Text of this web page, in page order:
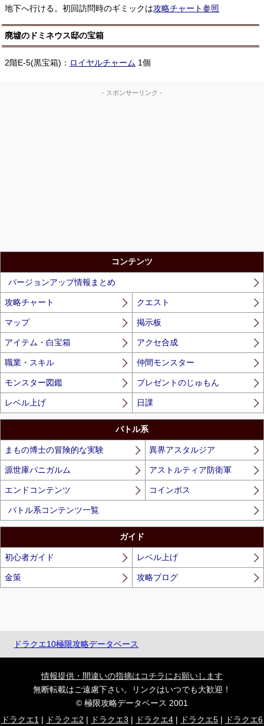
地下へ行ける。初回訪問時のギミックは攻略チャート参照
廃墟のドミネウス邸の宝箱
2階E-5(黒宝箱)： ロイヤルチャーム 1個
- スポンサーリンク -
コンテンツ
バージョンアップ情報まとめ
攻略チャート クエスト
マップ 掲示板
アイテム・白宝箱 アクセ合成
職業・スキル 仲間モンスター
モンスター図鑑 プレゼントのじゅもん
レベル上げ 日課
バトル系
まもの博士の冒険的な実験 異界アスタルジア
源世庫パニガルム アストルティア防衛軍
エンドコンテンツ コインボス
バトル系コンテンツ一覧
ガイド
初心者ガイド レベル上げ
金策 攻略ブログ
ドラクエ10極限攻略データベース
情報提供・間違いの指摘はコチラにお願いします
無断転載はご遠慮下さい。リンクはいつでも大歓迎！
© 極限攻略データベース 2001
ドラクエ1 | ドラクエ2 | ドラクエ3 | ドラクエ4 | ドラクエ5 | ドラクエ6